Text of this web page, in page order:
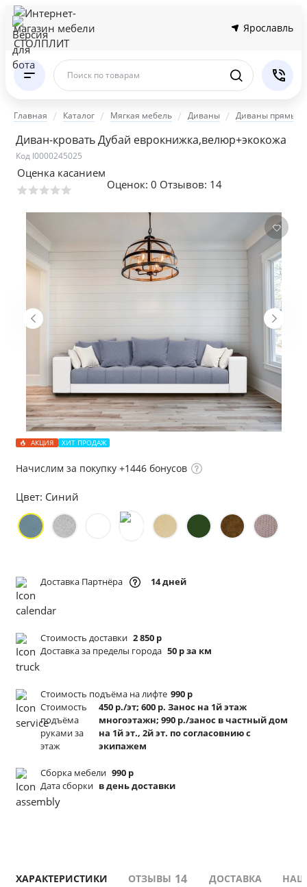
Ярославль
Поиск по товарам
Главная Каталог Мягкая мебель Диваны Диваны прямые
Диван-кровать Дубай еврокнижка,велюр+экокожа
Код I0000245025
Оценка касанием
Оценок: 0 Отзывов: 14
АКЦИЯ ХИТ ПРОДАЖ
Начислим за покупку +1446 бонусов
Цвет: Синий
Доставка Партнёра 14 дней
Стоимость доставки 2 850 р
Доставка за пределы города 50 р за км
Стоимость подъёма на лифте 990 р
Стоимость
подъёма
руками за
этаж
450 р./эт; 600 р. Занос на 1й этаж
многоэтажн; 990 р./занос в частный дом
на 1й эт., 2й эт. по согласовнию с
экипажем
Сборка мебели 990 р
Дата сборки в день доставки
ХАРАКТЕРИСТИКИ ОТЗЫВЫ 14 ДОСТАВКА